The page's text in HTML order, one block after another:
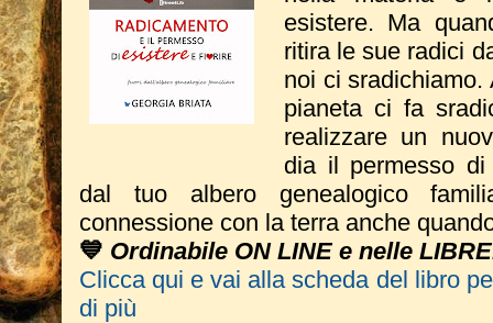
esistere. Ma
ritira le sue radici
noi ci
pianeta ci fa
realizzare un
dia il permesso
dal tuo albero genealogico
connessione con la terra anche
💙 Ordinabile ON LINE e nelle
Clicca qui e vai alla scheda del libro
di più